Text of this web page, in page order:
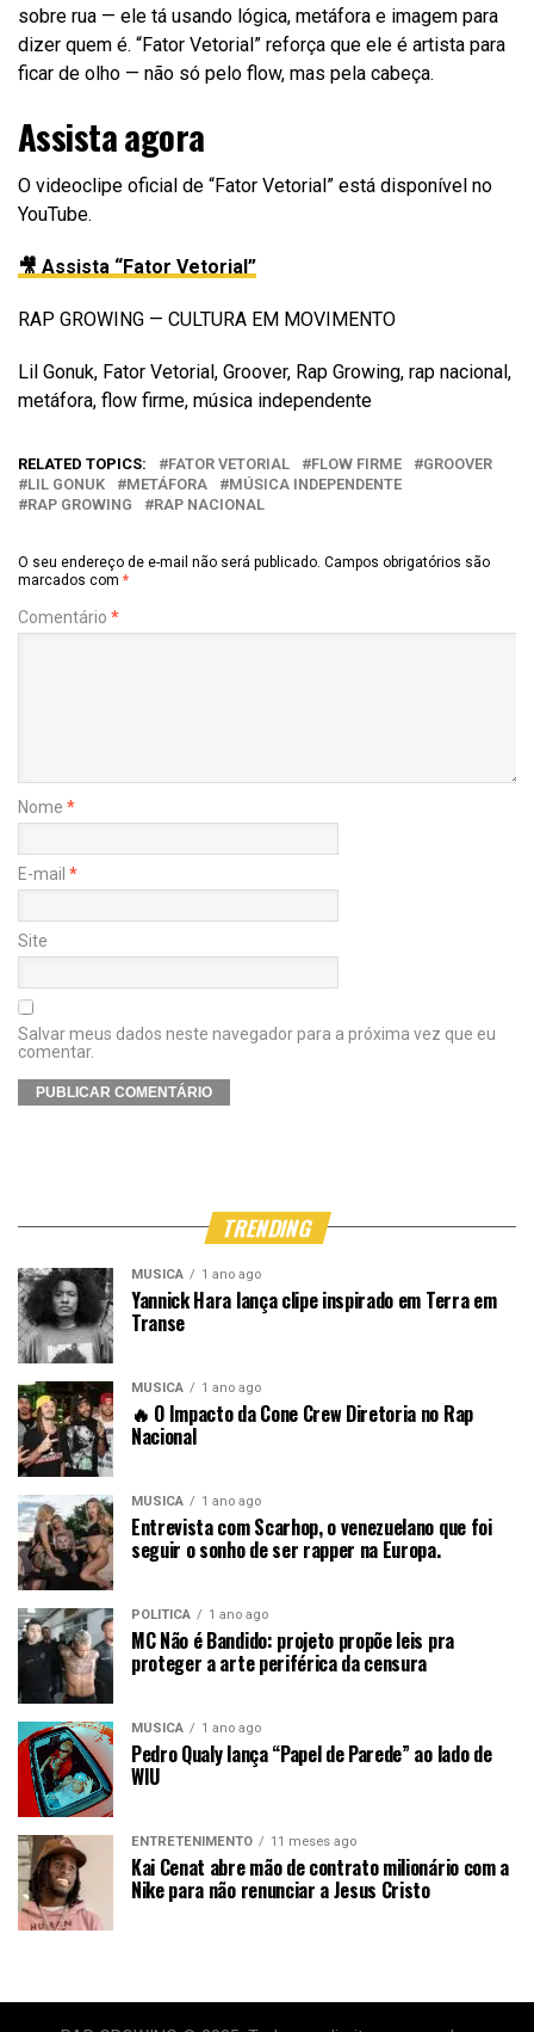
sobre rua — ele tá usando lógica, metáfora e imagem para
dizer quem é. “Fator Vetorial” reforça que ele é artista para
ficar de olho — não só pelo flow, mas pela cabeça.
Assista agora
O videoclipe oficial de “Fator Vetorial” está disponível no
YouTube.
🎥 Assista “Fator Vetorial”
RAP GROWING — CULTURA EM MOVIMENTO
Lil Gonuk, Fator Vetorial, Groover, Rap Growing, rap nacional,
metáfora, flow firme, música independente
RELATED TOPICS: FATOR VETORIAL FLOW FIRME
GROOVER
LIL GONUK
METÁFORA
MÚSICA INDEPENDENTE
RAP GROWING
RAP NACIONAL
O seu endereço de e-mail não será publicado. Campos obrigatórios são
marcados com *
Comentário *
Nome *
E-mail *
Site
Salvar meus dados neste navegador para a próxima vez que eu
comentar.
TRENDING
MÚSICA 1 ano ago
Yannick Hara lança clipe inspirado em Terra em
Transe
MÚSICA 1 ano ago
🔥 O Impacto da Cone Crew Diretoria no Rap
Nacional
MÚSICA 1 ano ago
Entrevista com Scarhop, o venezuelano que foi
seguir o sonho de ser rapper na Europa.
POLÍTICA 1 ano ago
MC Não é Bandido: projeto propõe leis pra
proteger a arte periférica da censura
MÚSICA 1 ano ago
Pedro Qualy lança “Papel de Parede” ao lado de
WIU
ENTRETENIMENTO 11 meses ago
Kai Cenat abre mão de contrato milionário com a
Nike para não renunciar a Jesus Cristo